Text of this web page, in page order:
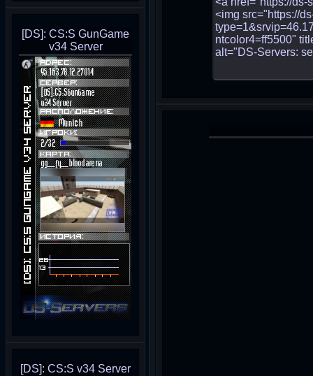
[DS]: CS:S GunGame
v34 Server
[DS]: CS:S v34 Server